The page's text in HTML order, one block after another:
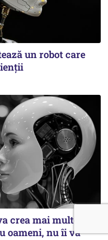
un robot care
crea mai multe
oameni, nu îi va